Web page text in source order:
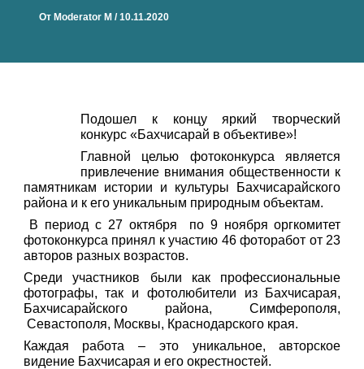
От Moderator M /10.11.2020
Подошел к концу яркий творческий
конкурс «Бахчисарай в объективе»!
Главной целью фотоконкурса является
привлечение внимания общественности к
памятникам истории и культуры Бахчисарайского
района и к его уникальным природным объектам.
В период с 27 октября по 9 ноября оргкомитет
фотоконкурса принял к участию 46 фоторабот от 23
авторов разных возрастов.
Среди участников были как профессиональные
фотографы, так и фотолюбители из Бахчисарая,
Бахчисарайского района, Симферополя,
Севастополя, Москвы, Краснодарского края.
Каждая работа – это уникальное, авторское
видение Бахчисарая и его окрестностей.